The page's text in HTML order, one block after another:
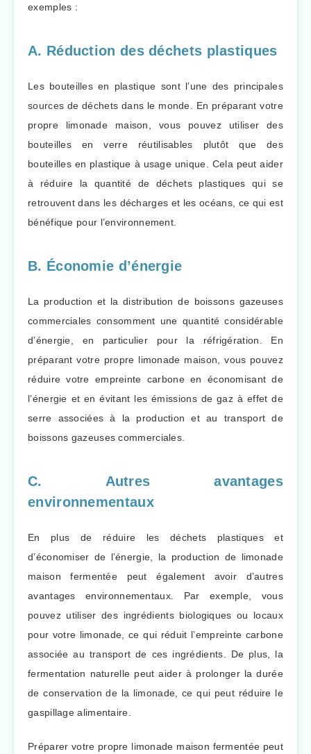
exemples :
A. Réduction des déchets plastiques
Les bouteilles en plastique sont l’une des principales
sources de déchets dans le monde. En préparant votre
propre limonade maison, vous pouvez utiliser des
bouteilles en verre réutilisables plutôt que des
bouteilles en plastique à usage unique. Cela peut aider
à réduire la quantité de déchets plastiques qui se
retrouvent dans les décharges et les océans, ce qui est
bénéfique pour l’environnement.
B. Économie d’énergie
La production et la distribution de boissons gazeuses
commerciales consomment une quantité considérable
d’énergie, en particulier pour la réfrigération. En
préparant votre propre limonade maison, vous pouvez
réduire votre empreinte carbone en économisant de
l’énergie et en évitant les émissions de gaz à effet de
serre associées à la production et au transport de
boissons gazeuses commerciales.
C. Autres avantages
environnementaux
En plus de réduire les déchets plastiques et
d’économiser de l’énergie, la production de limonade
maison fermentée peut également avoir d’autres
avantages environnementaux. Par exemple, vous
pouvez utiliser des ingrédients biologiques ou locaux
pour votre limonade, ce qui réduit l’empreinte carbone
associée au transport de ces ingrédients. De plus, la
fermentation naturelle peut aider à prolonger la durée
de conservation de la limonade, ce qui peut réduire le
gaspillage alimentaire.
Préparer votre propre limonade maison fermentée peut